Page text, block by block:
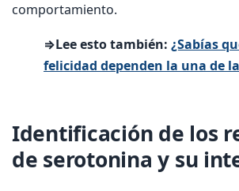
comportamiento.
⇒Lee esto también: ¿Sabías
felicidad dependen la una de
Identificación de los
de serotonina y su